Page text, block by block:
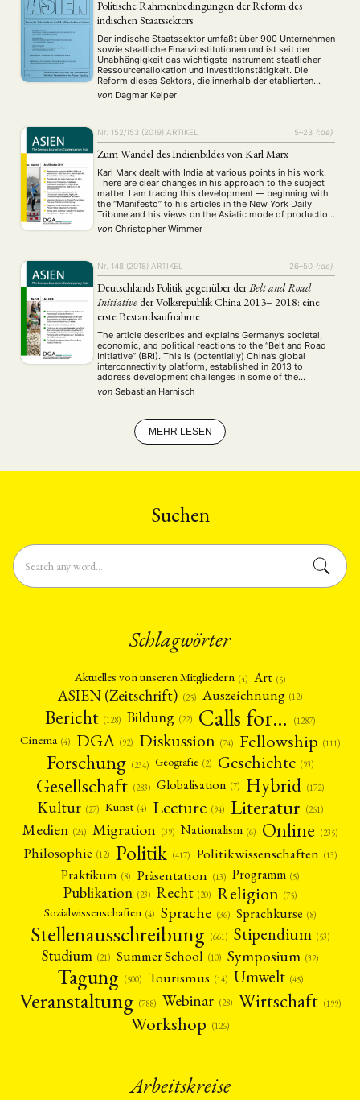
MITGLIEDSCHAFT
Aktuelles von unseren Mitgliedern (4) Art (5) ASIEN (Zeitschrift) (25)
Auszeichnung (12) Bericht (128) Bildung (22) Calls for… (1287)
Cinema (4) DGA (92) Diskussion (74) Fellowship (111) Forschung
Geografie Geschichte (93) Gesellschaft Globalisation
Kultur Kunst
Philosophie (12) Politik (417) Politikwissenschaften Praktikum (8)
Präsentation Programm (5) Publikation (23) Recht
Religion Sozialwissenschaften Sprache Sprachkurse
Stellenausschreibung (661) Stipendium (53) Studium (21)
Summer School (10) Symposium (32) Tagung (500) Tourismus (14)
Umwelt (45) Veranstaltung (788) Webinar (28) Wirtschaft (199)
Workshop
MITGLIEDERBEREICH KONTAKT SPENDEN SIE JETZT!
ENGLISH
Politische Rahmenbedingungen der Reform des
indischen Staatssektors
Der indische Staatssektor umfaßt über 900 Unternehmen
sowie staatliche Finanzinstitutionen und ist seit der
Unabhängigkeit das wichtigste Instrument staatlicher
Ressourcenallokation und Investitionstätigkeit. Die
Reform dieses Sektors, die innerhalb der etablierten
Strukturen (Unternehmen/Ministerium) und
administrativen Abläufen stattfindet, stößt auf
Gewerkschaften und den …
von Dagmar Keiper
Nr. 152/153 (2019) ARTIKEL 5–23 {:de}
Zum Wandel des Indienbildes von Karl Marx
Karl Marx dealt with India at various points in his work.
There are clear changes in his approach to the subject
matter. I am tracing this development — beginning with
the “Manifesto” to his articles in the New York Daily
Tribune and his views on the Asiatic mode of production
— and ask why Marx’s …
von Christopher Wimmer
Nr. 148 (2018) ARTIKEL 26–50 {:de}
Deutschlands Politik gegenüber derBelt and Road
Initiativeder Volksrepublik China 2013– 2018: eine
erste Bestandsaufnahme
The article describes and explains Germany’s societal,
economic, and political reactions to the “Belt and Road
Initiative” (BRI). This is (potentially) China’s global
interconnectivity platform, established in 2013 to
address development challenges in some of the
country’s border provinces, in its export-led growth
model, as well as the infrastructure and development
von Sebastian Harnisch
MEHR LESEN
Suchen
Schlagwörter
Aktuelles von unseren Mitgliedern (4) Art (5)
ASIEN (Zeitschrift) (25) Auszeichnung (12)
Bericht (128) Bildung (22) Calls for… (1287)
Cinema (4) DGA (92) Diskussion (74) Fellowship (111)
Forschung (234) Geografie (2) Geschichte (93)
Gesellschaft (283) Globalisation (7) Hybrid (172)
Kultur (27) Kunst (4) Lecture (94) Literatur (261)
Medien (24) Migration (39) Nationalism (6) Online (235)
Philosophie (12) Politik (417) Politikwissenschaften (13)
Praktikum (8) Präsentation (13) Programm (5)
Publikation (23) Recht (20) Religion (75)
Sozialwissenschaften (4) Sprache (36) Sprachkurse (8)
Stellenausschreibung (661) Stipendium (53)
Studium (21) Summer School (10) Symposium (32)
Tagung (500) Tourismus (14) Umwelt (45)
Veranstaltung (788) Webinar (28) Wirtschaft (199)
Workshop (126)
Arbeitskreise